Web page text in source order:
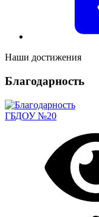
Наши достижения
Благодарность
ГБДОУ №20